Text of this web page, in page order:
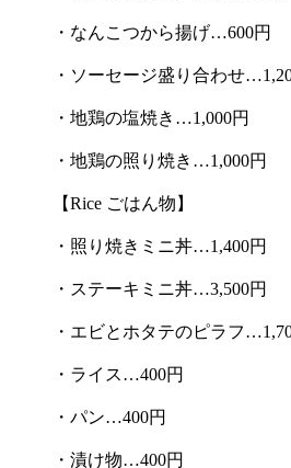
・なんこつから揚げ…600円
・ソーセージ盛り合わせ
・地鶏の塩焼き…1,000円
・地鶏の照り焼き…1,000円
【Rice ごはん物】
・照り焼きミニ丼…1,400円
・ステーキミニ丼…3,500円
・エビとホタテのピラフ
・ライス…400円
・パン…400円
・漬け物…400円